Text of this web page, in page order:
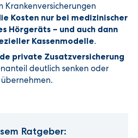
Krankenversicherungen
Kosten nur bei medizinischer
Hörgeräts – und auch dann
Kassenmodelle.
private Zusatzversicherung
deutlich senken oder
Ratgeber: